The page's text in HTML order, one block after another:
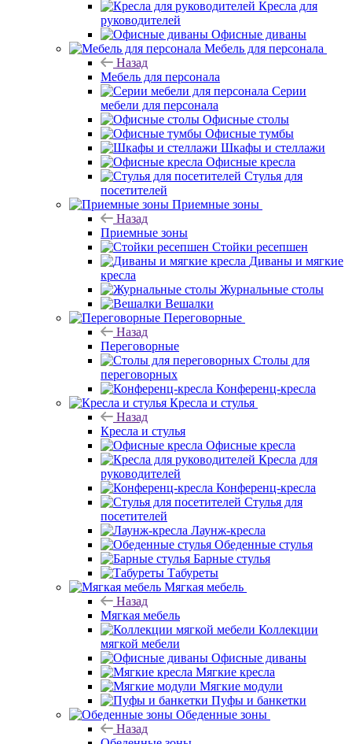
Кресла для
руководителей
Офисные диваны
Мебель для персонала
Назад
Мебель для персонала
Серии
мебели для персонала
Офисные столы
Офисные тумбы
Шкафы и стеллажи
Офисные кресла
Стулья для
посетителей
Приемные зоны
Назад
Приемные зоны
Стойки ресепшен
Диваны и мягкие
кресла
Журнальные столы
Вешалки
Переговорные
Назад
Переговорные
Столы для
переговорных
Конференц-кресла
Кресла и стулья
Назад
Кресла и стулья
Офисные кресла
Кресла для
руководителей
Конференц-кресла
Стулья для
посетителей
Лаунж-кресла
Обеденные стулья
Барные стулья
Табуреты
Мягкая мебель
Назад
Мягкая мебель
Коллекции
мягкой мебели
Офисные диваны
Мягкие кресла
Мягкие модули
Пуфы и банкетки
Обеденные зоны
Назад